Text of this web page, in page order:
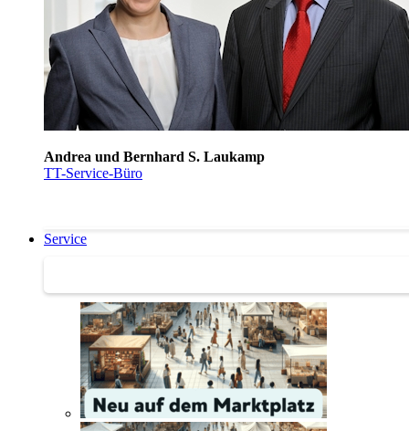
Andrea und Bernhard S. Laukamp
TT-Service-Büro
Service